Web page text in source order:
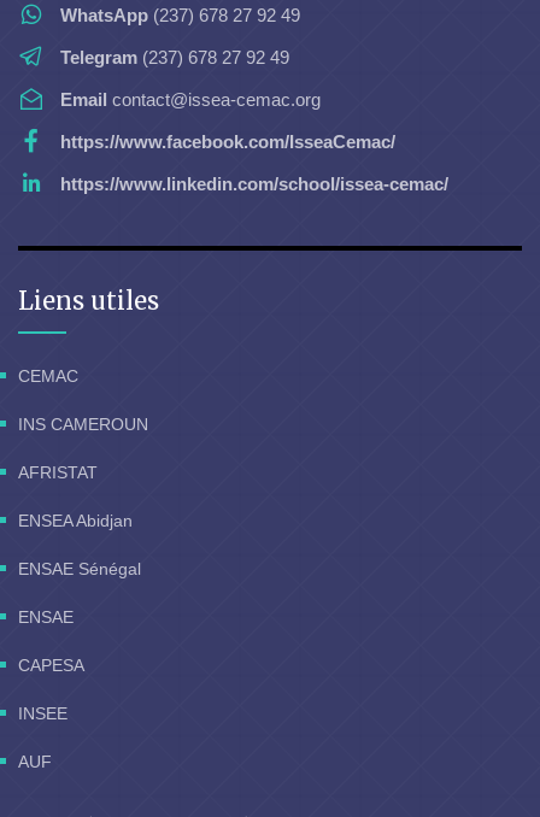
WhatsApp (237) 678 27 92 49
Telegram (237) 678 27 92 49
Email contact@issea-cemac.org
https://www.facebook.com/IsseaCemac/
https://www.linkedin.com/school/issea-cemac/
Liens utiles
CEMAC
INS CAMEROUN
AFRISTAT
ENSEA Abidjan
ENSAE Sénégal
ENSAE
CAPESA
INSEE
AUF